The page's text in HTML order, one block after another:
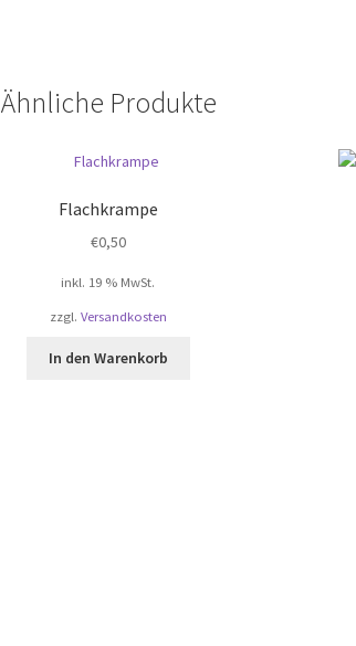
Ähnliche Produkte
Flachkrampe
€0,50
inkl. 19 % MwSt.
zzgl. Versandkosten
In den Warenkorb